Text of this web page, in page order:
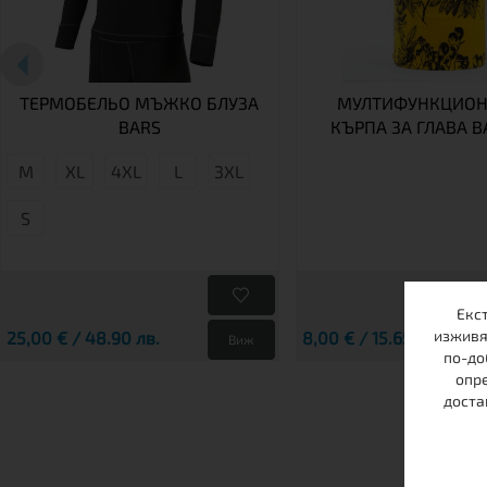
ТЕРМОБЕЛЬО МЪЖКО БЛУЗА
BARS
М XL 4XL L 3XL
S
25,00 € / 48.90 лв. Виж
КЪРПА ЗА ГЛАВА
8,00 € / 15.65 лв.
по-